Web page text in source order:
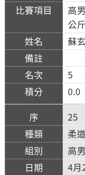
高
公斤
蘇
5
0.0
25
柔道
高
4月